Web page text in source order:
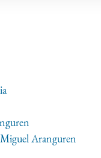
Aranguren